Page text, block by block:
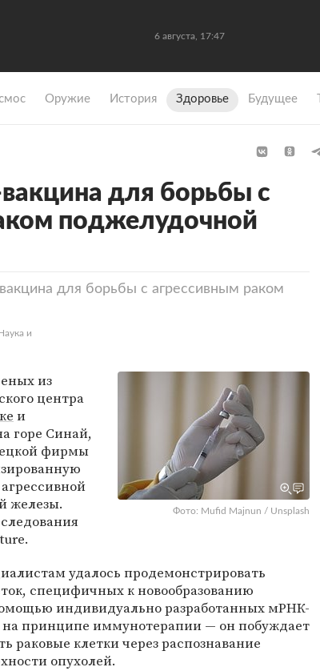
6 августа, 17:47
Оружие История Здоровье Будущее
для борьбы с
поджелудочной
для борьбы с агрессивным раком
и
Фото: Mufid Majnun / Unsplash
из
центра
и
горе Синай,
фирмы
железы.
удалось продемонстрировать
специфичных к новообразованию
индивидуально разработанных мРНК-
на принципе иммунотерапии — он побуждает
раковые клетки через распознавание
опухолей.